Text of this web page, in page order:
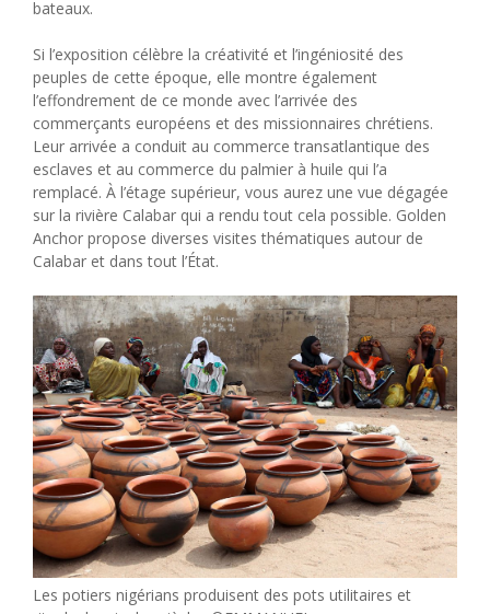
bateaux.
Si l’exposition célèbre la créativité et l’ingéniosité des
peuples de cette époque, elle montre également
l’effondrement de ce monde avec l’arrivée des
commerçants européens et des missionnaires chrétiens.
Leur arrivée a conduit au commerce transatlantique des
esclaves et au commerce du palmier à huile qui l’a
remplacé. À l’étage supérieur, vous aurez une vue dégagée
sur la rivière Calabar qui a rendu tout cela possible. Golden
Anchor propose diverses visites thématiques autour de
Calabar et dans tout l’État.
Les potiers nigérians produisent des pots utilitaires et